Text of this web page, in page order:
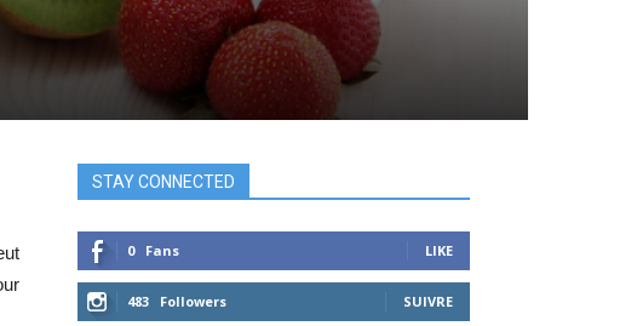
STAY CONNECTED
0 Fans LIKE
483 Followers SUIVRE